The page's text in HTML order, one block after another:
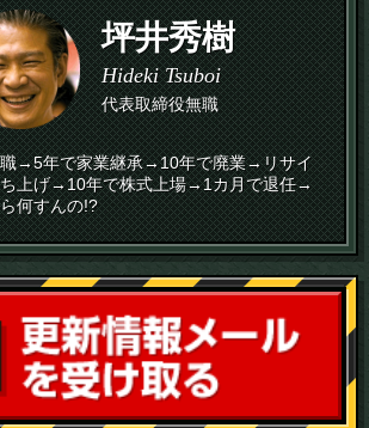
坪井秀樹
Hideki Tsuboi
代表取締役無職
職→5年で家業継承→10年で廃業→リサイ
ち上げ→10年で株式上場→1カ月で退任→
何すんの!?